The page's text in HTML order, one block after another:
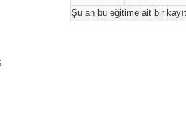
Şu an bu eğitime ait bir